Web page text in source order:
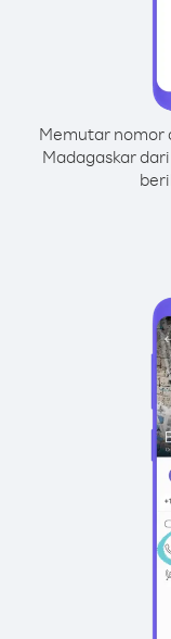
Memutar nomor
Madagaskar